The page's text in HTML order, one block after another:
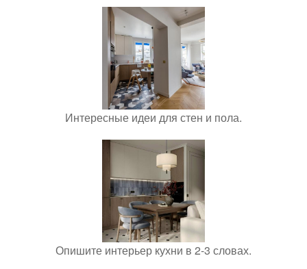
Интересные идеи для стен и пола.
Опишите интерьер кухни в 2-3 словах.